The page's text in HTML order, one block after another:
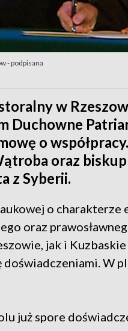
- podpisana
w
Duchowne
o
oraz
z Syberii.
o charakterze
oraz
jak i
W
już spore